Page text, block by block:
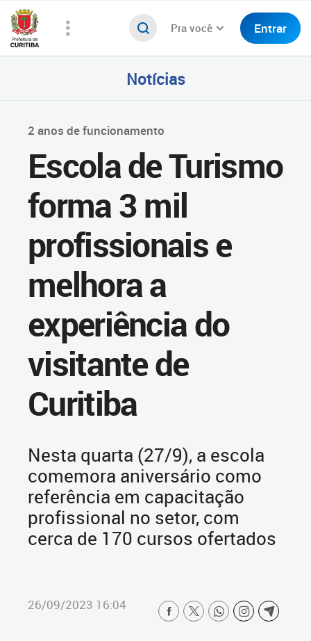
Pra você Entrar
Notícias
2 anos de funcionamento
Escola de Turismo
forma 3 mil
profissionais e
melhora a
experiência do
visitante de
Curitiba
Nesta quarta (27/9), a escola
comemora aniversário como
referência em capacitação
profissional no setor, com
cerca de 170 cursos ofertados
26/09/2023 16:04